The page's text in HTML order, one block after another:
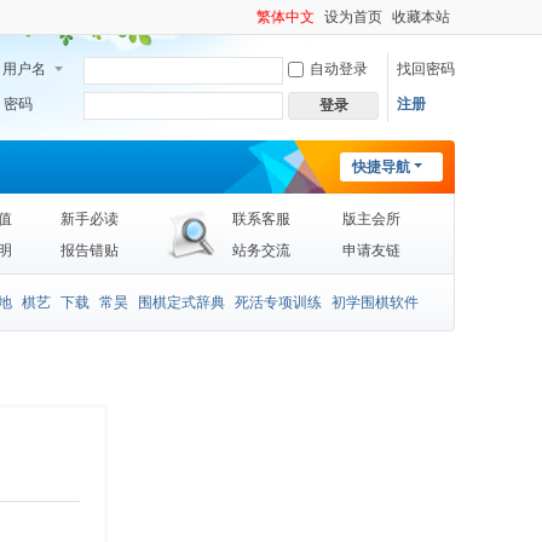
繁体中文 设为首页 收藏本站
用户名 自动登录 找回密码
密码 登录 注册
快捷导航
新手必读
报告错贴
联系客服
版主会所
站务交流
申请友链
棋艺 下载 常昊 围棋定式辞典 死活专项训练 初学围棋软件